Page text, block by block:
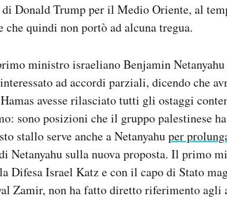
Donald Trump per il Medio Oriente, al
che quindi non portò ad alcuna tregua.
ministro israeliano Benjamin
ad accordi parziali, dicendo che
avesse rilasciato tutti gli ostaggi
sono posizioni che il gruppo palestinese
stallo serve anche a Netanyahuper
Netanyahu sulla nuova proposta. Il primo
Difesa Israel Katz e con il capo di Stato
Zamir, non ha fatto diretto riferimento agli